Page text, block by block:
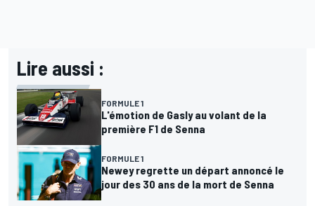
Lire aussi :
FORMULE 1
L'émotion de Gasly au volant de la
première F1 de Senna
FORMULE 1
Newey regrette un départ annoncé le
jour des 30 ans de la mort de Senna